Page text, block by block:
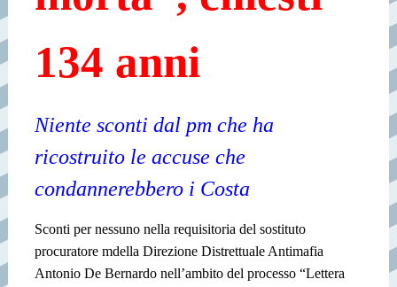
134 anni
Niente sconti dal pm che ha
ricostruito le accuse che
condannerebbero i Costa
Sconti per nessuno nella requisitoria del sostituto
procuratore mdella Direzione Distrettuale Antimafia
Antonio De Bernardo nell’ambito del processo “Lettera